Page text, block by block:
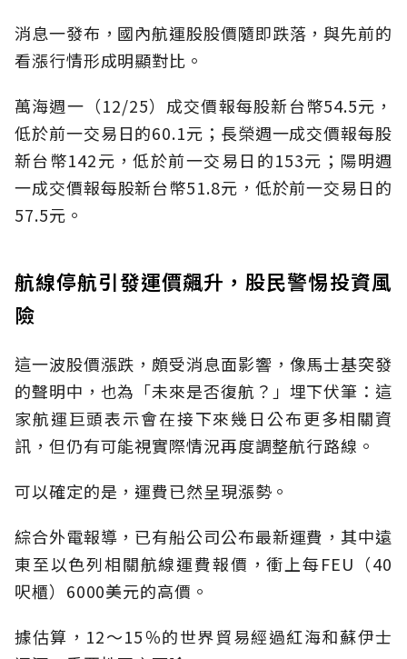
消息一發布，國內航運股股價隨即跌落，與先前的
看漲行情形成明顯對比。
萬海週一（12/25）成交價報每股新台幣54.5元，
低於前一交易日的60.1元；長榮週一成交價報每股
新台幣142元，低於前一交易日的153元；陽明週
一成交價報每股新台幣51.8元，低於前一交易日的
57.5元。
航線停航引發運價飆升，股民警惕投資風
險
這一波股價漲跌，頗受消息面影響，像馬士基突發
的聲明中，也為「未來是否復航？」埋下伏筆：這
家航運巨頭表示會在接下來幾日公布更多相關資
訊，但仍有可能視實際情況再度調整航行路線。
可以確定的是，運費已然呈現漲勢。
綜合外電報導，已有船公司公布最新運費，其中遠
東至以色列相關航線運費報價，衝上每FEU（40
呎櫃）6000美元的高價。
據估算，12～15％的世界貿易經過紅海和蘇伊士